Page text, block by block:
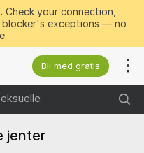
Check your connection,
blocker's exceptions — no
Bli med gratis
jenter